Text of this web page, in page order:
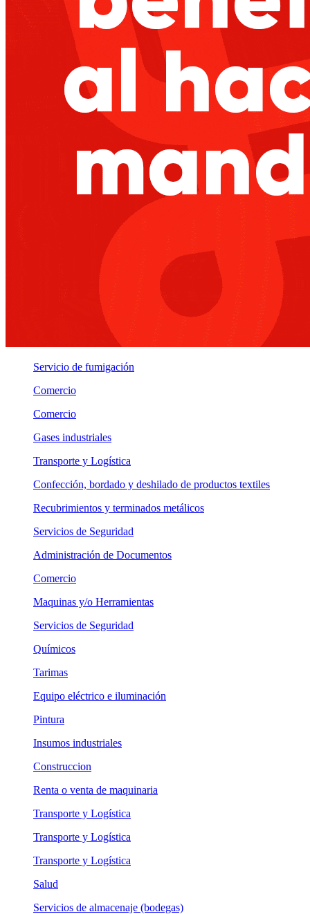
Servicio de fumigación
Comercio
Comercio
Gases industriales
Transporte y Logística
Confección, bordado y deshilado de productos textiles
Recubrimientos y terminados metálicos
Servicios de Seguridad
Administración de Documentos
Comercio
Maquinas y/o Herramientas
Servicios de Seguridad
Químicos
Tarimas
Equipo eléctrico e iluminación
Pintura
Insumos industriales
Construccion
Renta o venta de maquinaria
Transporte y Logística
Transporte y Logística
Transporte y Logística
Salud
Servicios de almacenaje (bodegas)